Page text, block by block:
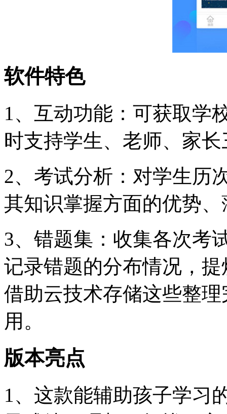
软件特色
1、互动功能：可获取学
时支持学生、老师、家
2、考试分析：对学生历
其知识掌握方面的优势
3、错题集：收集各次考
记录错题的分布情况，
借助云技术存储这些整
用。
版本亮点
1、这款能辅助孩子学习